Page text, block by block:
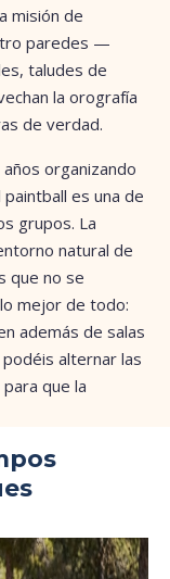
misión de
paredes —
taludes de
la orografía
de verdad.
organizando
es una de
grupos. La
natural de
que no se
mejor de todo:
además de salas
alternar las
que la